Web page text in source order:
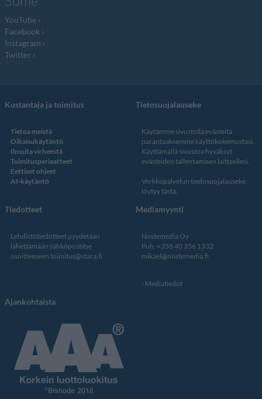
YouTube
Facebook
Instagram
Twitter
Kustantaja ja toimitus
Tietoa meistä
Oikaisukäytäntö
Ilmoita virheestä
Toimitusperiaatteet
Eettiset ohjeet
AI-käytäntö
Tietosuojalauseke
Käytämme sivustolla evästeitä
parantaaksemme käyttökokemustasi.
Käyttämällä sivustoa hyväksyt
evästeiden tallentamisen laitteellesi.
Verkkopalvelun tiedosuojalauseke
löytyy tästä.
Tiedotteet
Lehdistötiedotteet pyydetään
lähettämään sähköpostitse
osoitteeseen toimitus@stara.fi
Mediamyynti
Nostemedia Oy
Puh. +358 40 356 1332
mikael@nostemedia.fi
Mediatiedot
Ajankohtaista